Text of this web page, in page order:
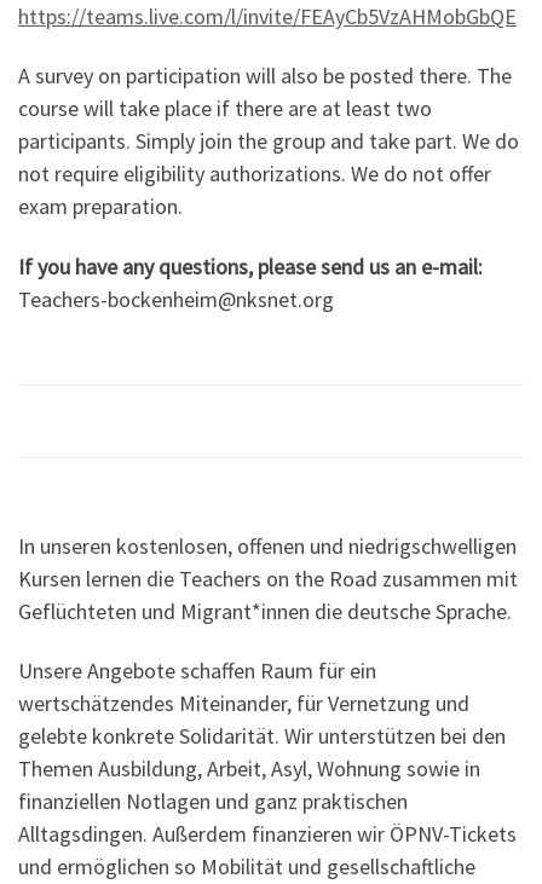
https://teams.live.com/l/invite/FEAyCb5VzAHMobGbQE
A survey on participation will also be posted there. The
course will take place if there are at least two
participants. Simply join the group and take part. We do
not require eligibility authorizations. We do not offer
exam preparation.
If you have any questions, please send us an e-mail:
Teachers-bockenheim@nksnet.org
In unseren kostenlosen, offenen und niedrigschwelligen
Kursen lernen die Teachers on the Road zusammen mit
Geflüchteten und Migrant*innen die deutsche Sprache.
Unsere Angebote schaffen Raum für ein
wertschätzendes Miteinander, für Vernetzung und
gelebte konkrete Solidarität. Wir unterstützen bei den
Themen Ausbildung, Arbeit, Asyl, Wohnung sowie in
finanziellen Notlagen und ganz praktischen
Alltagsdingen. Außerdem finanzieren wir ÖPNV-Tickets
und ermöglichen so Mobilität und gesellschaftliche